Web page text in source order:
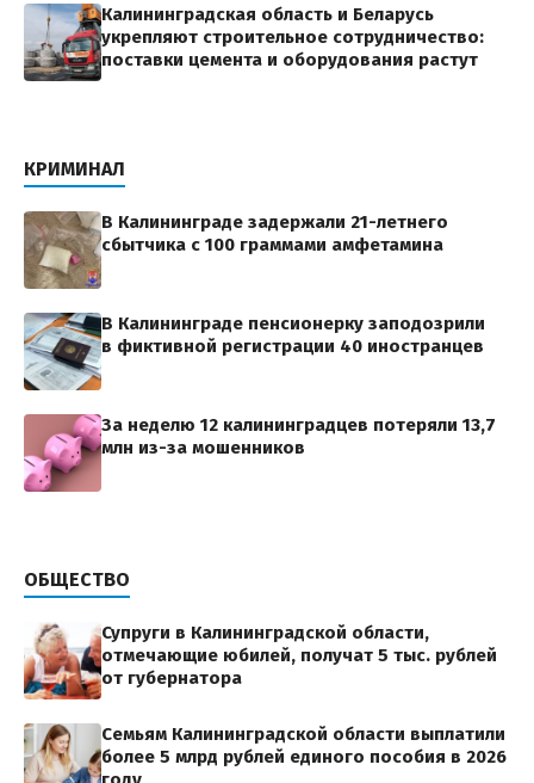
Калининградская область и Беларусь
укрепляют строительное сотрудничество:
поставки цемента и оборудования растут
КРИМИНАЛ
В Калининграде задержали 21-летнего
сбытчика с 100 граммами амфетамина
В Калининграде пенсионерку заподозрили
в фиктивной регистрации 40 иностранцев
За неделю 12 калининградцев потеряли 13,7
млн из-за мошенников
ОБЩЕСТВО
Супруги в Калининградской области,
отмечающие юбилей, получат 5 тыс. рублей
от губернатора
Семьям Калининградской области выплатили
более 5 млрд рублей единого пособия в 2026